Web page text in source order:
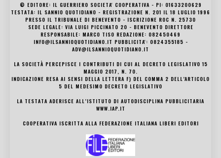
© EDITORE: IL GUERRIERO SOCIETA' COOPERATIVA - PI: 01633200629
TESTATA: IL SANNIO QUOTIDIANO - REGISTRAZIONE N. 201 IL 18 LUGLIO 1996
PRESSO IL TRIBUNALE DI BENEVENTO - ISCRIZIONE ROC N. 25730
SEDE LEGALE: VIA LUIGI PICCINATO 20 - BENEVENTO DIRETTORE
RESPONSABILE: MARCO TISO REDAZIONE: 082450469
INFO@ILSANNIOQUOTIDIANO.IT PUBBLICITA': 0824355185 -
ADV@ILSANNIOQUOTIDIANO.IT
LA SOCIETÀ PERCEPISCE I CONTRIBUTI DI CUI AL DECRETO LEGISLATIVO 15
MAGGIO 2017, N. 70.
INDICAZIONE RESA AI SENSI DELLA LETTERA F) DEL COMMA 2 DELL’ARTICOLO
5 DEL MEDESIMO DECRETO LEGISLATIVO
LA TESTATA ADERISCE ALL’ISTITUTO DI AUTODISCIPLINA PUBBLICITARIA
WWW.IAP.IT
COOPERATIVA ISCRITTA ALLA FEDERAZIONE ITALIANA LIBERI EDITORI